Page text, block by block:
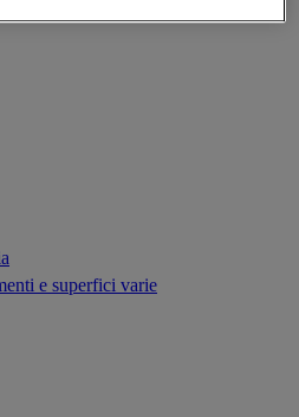
e superfici varie